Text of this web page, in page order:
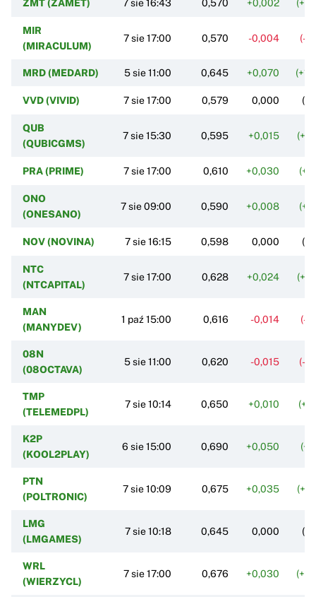
ZMT (ZAMET) 7 sie 16:43 0,570 +0,002
MIR
(MIRACULUM)
7 sie 17:00 0,570 -0,004 (-
MRD (MEDARD) 5 sie 11:00 0,645 +0,070
VVD (VIVID) 7 sie 17:00 0,579 0,000
QUB
(QUBICGMS)
7 sie 15:30 0,595 +0,015
PRA (PRIME) 7 sie 17:00 0,610 +0,030
ONO
(ONESANO)
7 sie 09:00 0,590 +0,008
NOV (NOVINA) 7 sie 16:15 0,598 0,000
NTC
(NTCAPITAL)
7 sie 17:00 0,628 +0,024
MAN
(MANYDEV)
1 paź 15:00 0,616 -0,014 (-
08N
(08OCTAVA)
5 sie 11:00 0,620 -0,015 (-
TMP
(TELEMEDPL)
7 sie 10:14 0,650 +0,010
K2P
(KOOL2PLAY)
6 sie 15:00 0,690 +0,050
PTN
(POLTRONIC)
7 sie 10:09 0,675 +0,035
LMG
(LMGAMES)
7 sie 10:18 0,645 0,000
WRL
(WIERZYCL)
7 sie 17:00 0,676 +0,030